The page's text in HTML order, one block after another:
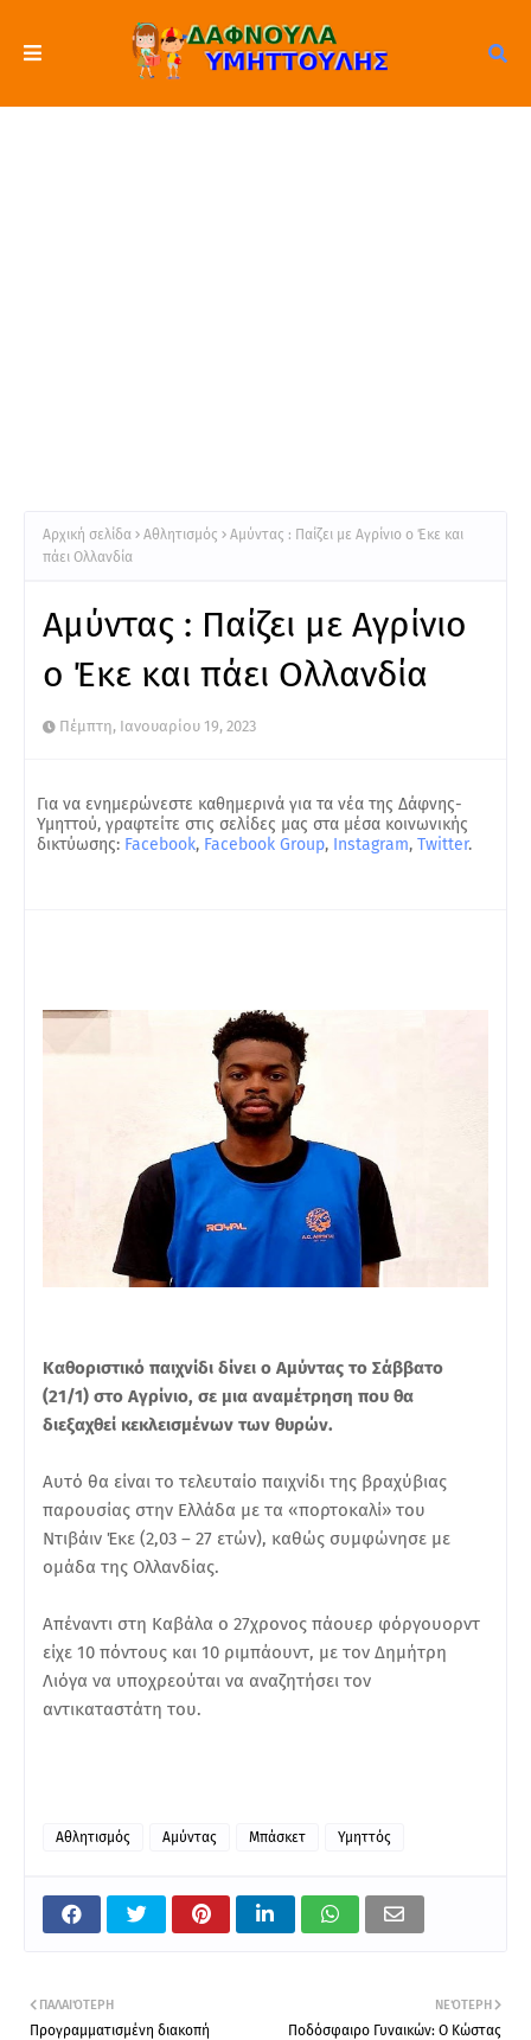
Αρχική σελίδα Αθλητισμός
Αμύντας : Παίζει με Αγρίνιο ο Έκε και
πάει Ολλανδία
Αμύντας : Παίζει με Αγρίνιο
ο Έκε και πάει Ολλανδία
Πέμπτη, Ιανουαρίου 19, 2023
Για να ενημερώνεστε καθημερινά για τα νέα της Δάφνης-
Υμηττού, γραφτείτε στις σελίδες μας στα μέσα κοινωνικής
δικτύωσης: Facebook, Facebook Group, Instagram, Twitter.
Καθοριστικό παιχνίδι δίνει ο Αμύντας το Σάββατο
(21/1) στο Αγρίνιο, σε μια αναμέτρηση που θα
διεξαχθεί κεκλεισμένων των θυρών.
Αυτό θα είναι το τελευταίο παιχνίδι της βραχύβιας
παρουσίας στην Ελλάδα με τα «πορτοκαλί» του
Ντιβάιν Έκε (2,03 – 27 ετών), καθώς συμφώνησε με
ομάδα της Ολλανδίας.
Απέναντι στη Καβάλα ο 27χρονος πάουερ φόργουορντ
είχε 10 πόντους και 10 ριμπάουντ, με τον Δημήτρη
Λιόγα να υποχρεούται να αναζητήσει τον
αντικαταστάτη του.
Αθλητισμός Αμύντας Μπάσκετ Υμηττός
ΝΕΌΤΕΡΗ
Ποδόσφαιρο Γυναικών: Ο Κώστας
ΠΑΛΑΙΌΤΕΡΗ
Προγραμματισμένη διακοπή